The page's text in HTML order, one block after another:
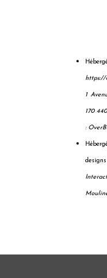
https://
1
170
: